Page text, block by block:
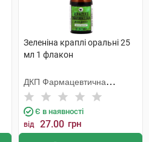
Зеленіна краплі оральні 25
мл 1 флакон
ДКП Фармацевтична
фабрика
Є в наявності
від 27.00 грн